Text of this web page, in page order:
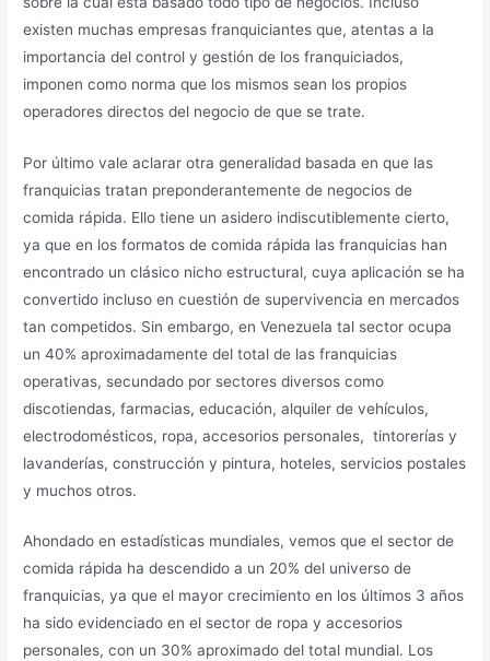
existen muchas empresas franquiciantes que, atentas a la
importancia del control y gestión de los franquiciados,
imponen como norma que los mismos sean los propios
operadores directos del negocio de que se trate.
Por último vale aclarar otra generalidad basada en que las
franquicias tratan preponderantemente de negocios de
comida rápida. Ello tiene un asidero indiscutiblemente cierto,
ya que en los formatos de comida rápida las franquicias han
encontrado un clásico nicho estructural, cuya aplicación se ha
convertido incluso en cuestión de supervivencia en mercados
tan competidos. Sin embargo, en Venezuela tal sector ocupa
un 40% aproximadamente del total de las franquicias
operativas, secundado por sectores diversos como
discotiendas, farmacias, educación, alquiler de vehículos,
electrodomésticos, ropa, accesorios personales, tintorerías y
lavanderías, construcción y pintura, hoteles, servicios postales
y muchos otros.
Ahondado en estadísticas mundiales, vemos que el sector de
comida rápida ha descendido a un 20% del universo de
franquicias, ya que el mayor crecimiento en los últimos 3 años
ha sido evidenciado en el sector de ropa y accesorios
personales, con un 30% aproximado del total mundial. Los